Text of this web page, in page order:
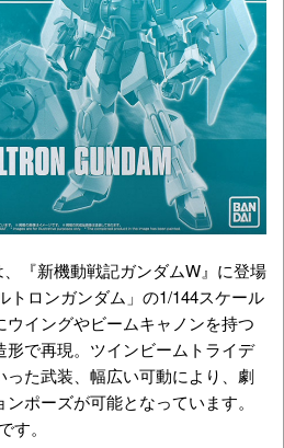
『新機動戦記ガンダムW』に登場
トロンガンダム」の1/144スケール
イングやビームキャノンを持つ
で再現。ツインビームトライデ
った武装、幅広い可動により、劇
ポーズが可能となっています。
す。